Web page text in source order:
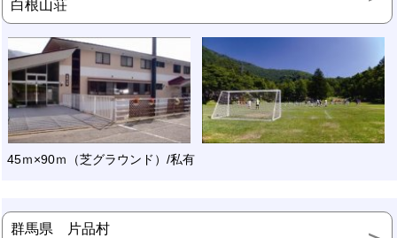
白根山荘
45ｍ×90ｍ（芝グラウンド）/私有
群馬県 片品村